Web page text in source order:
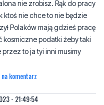
nie zrobisz. Rąk do pracy
ktoś nie chce to nie będzie
Polaków mają gdzieś pracę
kosmiczne podatki żeby taki
to ja tyi inni musimy
komentarz
- 21:49:54